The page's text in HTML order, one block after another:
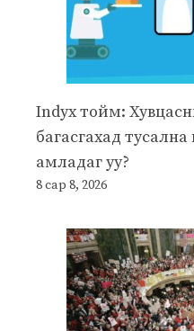
Indyx тойм:
багасгахад
амладаг уу?
8 сар 8, 2026